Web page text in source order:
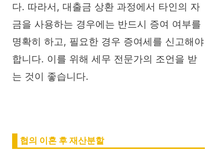
다. 따라서, 대출금 상환 과정에서 타인의 자
금을 사용하는 경우에는 반드시 증여 여부를
명확히 하고, 필요한 경우 증여세를 신고해야
합니다. 이를 위해 세무 전문가의 조언을 받
는 것이 좋습니다.
협의 이혼 후 재산분할